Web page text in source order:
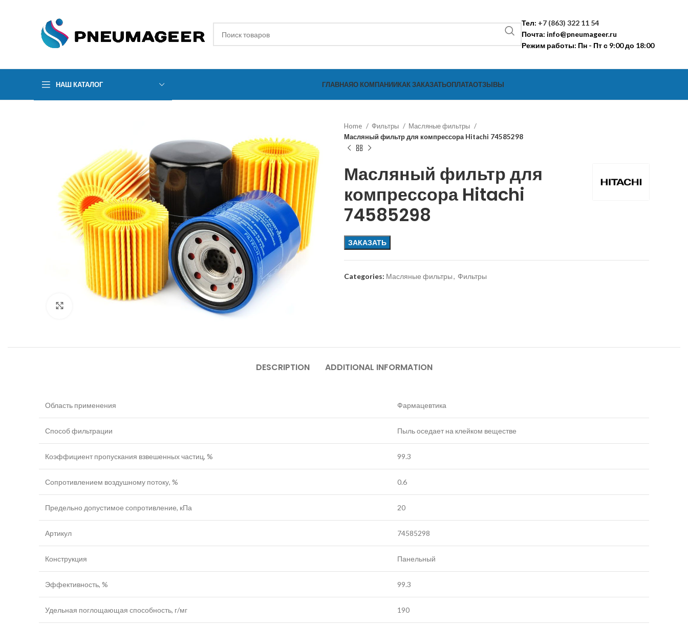
Тел: +7 (863) 322 11 54
Почта: info@pneumageer.ru
Режим работы: Пн - Пт с 9:00 до 18:00
НАШ КАТАЛОГ ГЛАВНАЯО КОМПАНИИКАК ЗАКАЗАТЬОПЛАТАОТЗЫВЫ
Home Фильтры
Масляные фильтры
Масляный фильтр для компрессора Hitachi 74585298
Масляный фильтр для
компрессора Hitachi
74585298
ЗАКАЗАТЬ
Categories: Масляные фильтры, Фильтры
DESCRIPTION ADDITIONAL INFORMATION
Область применения Фармацевтика
Способ фильтрации Пыль оседает на клейком веществе
Коэффициент пропускания взвешенных частиц, % 99.3
Сопротивлением воздушному потоку, % 0.6
Предельно допустимое сопротивление, кПа 20
Артикул 74585298
Конструкция Панельный
Эффективность, % 99.3
Удельная поглощающая способность, г/мг 190